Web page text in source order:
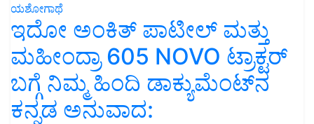
ಯಶೋಗಾಥೆ
ಇದೋ ಅಂಕಿತ್ ಪಾಟೀಲ್ ಮತ್ತು
ಮಹೀಂದ್ರಾ 605 NOVO ಟ್ರಾಕ್ಟರ್
ಬಗ್ಗೆ ನಿಮ್ಮ ಹಿಂದಿ ಡಾಕ್ಯುಮೆಂಟ್‌ನ
ಕನ್ನಡ ಅನುವಾದ: